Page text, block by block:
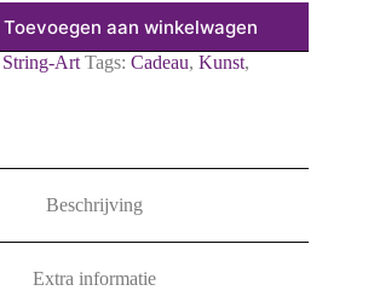
Toevoegen aan winkelwagen
String-Art Tags: Cadeau, Kunst,
Beschrijving
Extra informatie